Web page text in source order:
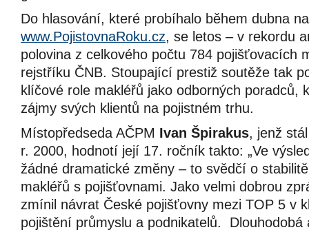
Do hlasování, které probíhalo během dubna na
www.PojistovnaRoku.cz, se letos – v rekordu
polovina z celkového počtu 784 pojišťovacích
rejstříku ČNB. Stoupající prestiž soutěže tak
klíčové role makléřů jako odborných poradců,
zájmy svých klientů na pojistném trhu.
Místopředseda AČPM Ivan Špirakus, jenž
r. 2000, hodnotí její 17. ročník takto: „Ve
žádné dramatické změny – to svědčí o
makléřů s pojišťovnami. Jako velmi dobrou
zmínil návrat České pojišťovny mezi TOP 5 v
pojištění průmyslu a podnikatelů. Dlouhodobá